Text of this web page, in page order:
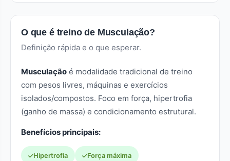
O que é treino de Musculação?
Definição rápida e o que esperar.
Musculação é modalidade tradicional de treino
com pesos livres, máquinas e exercícios
isolados/compostos. Foco em força, hipertrofia
(ganho de massa) e condicionamento estrutural.
Benefícios principais:
Hipertrofia Força máxima